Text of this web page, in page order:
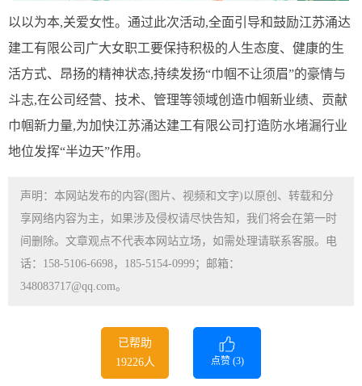
以以为本,关爱女性。通过此次活动,全面引导和鼓励江苏涌达
建工有限公司广大女职工要保持积极的人生态度、健康的生
活方式、昂扬的精神状态,持续发扬“巾帼不让须眉”的豪情与
斗志,在公司经营、技术、管理等领域创造巾帼新业绩、贡献
巾帼新力量,为加快江苏涌达建工有限公司打造防水堵漏行业
地位发挥“半边天”作用。
声明：本网站发布的内容(图片、视频和文字)以原创、转载和分
享网络内容为主，如果涉及侵权请尽快告知，我们将会在第一时
间删除。文章观点不代表本网站立场，如需处理请联系客服。电
话：158-5106-6698，185-5154-0999；邮箱：
348083717@qq.com。
已帮助
19226人
点赞 (3)